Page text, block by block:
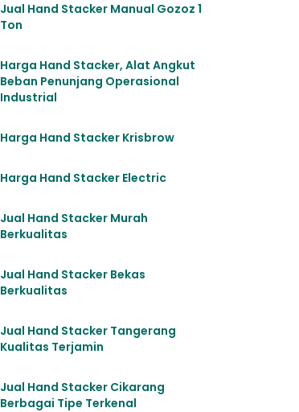
Jual Hand Stacker Manual Gozoz 1
Ton
Harga Hand Stacker, Alat Angkut
Beban Penunjang Operasional
Industrial
Harga Hand Stacker Krisbrow
Harga Hand Stacker Electric
Jual Hand Stacker Murah
Berkualitas
Jual Hand Stacker Bekas
Berkualitas
Jual Hand Stacker Tangerang
Kualitas Terjamin
Jual Hand Stacker Cikarang
Berbagai Tipe Terkenal